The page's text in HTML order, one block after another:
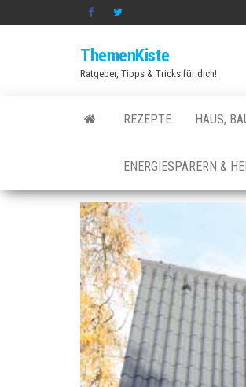
ThemenKiste
Ratgeber, Tipps & Tricks für dich!
REZEPTE HAUS,
ENERGIESPARERN &